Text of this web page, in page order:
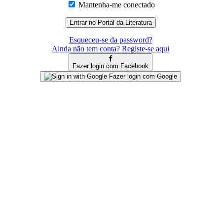
Mantenha-me conectado
Esqueceu-se da password?
Ainda não tem conta? Registe-se aqui
Fazer login com Facebook
Fazer login com Google